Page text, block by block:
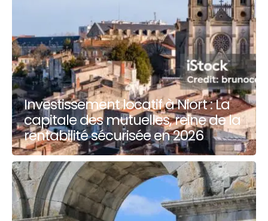
Investissement locatif à Niort : La
capitale des mutuelles, reine de la
rentabilité sécurisée en 2026